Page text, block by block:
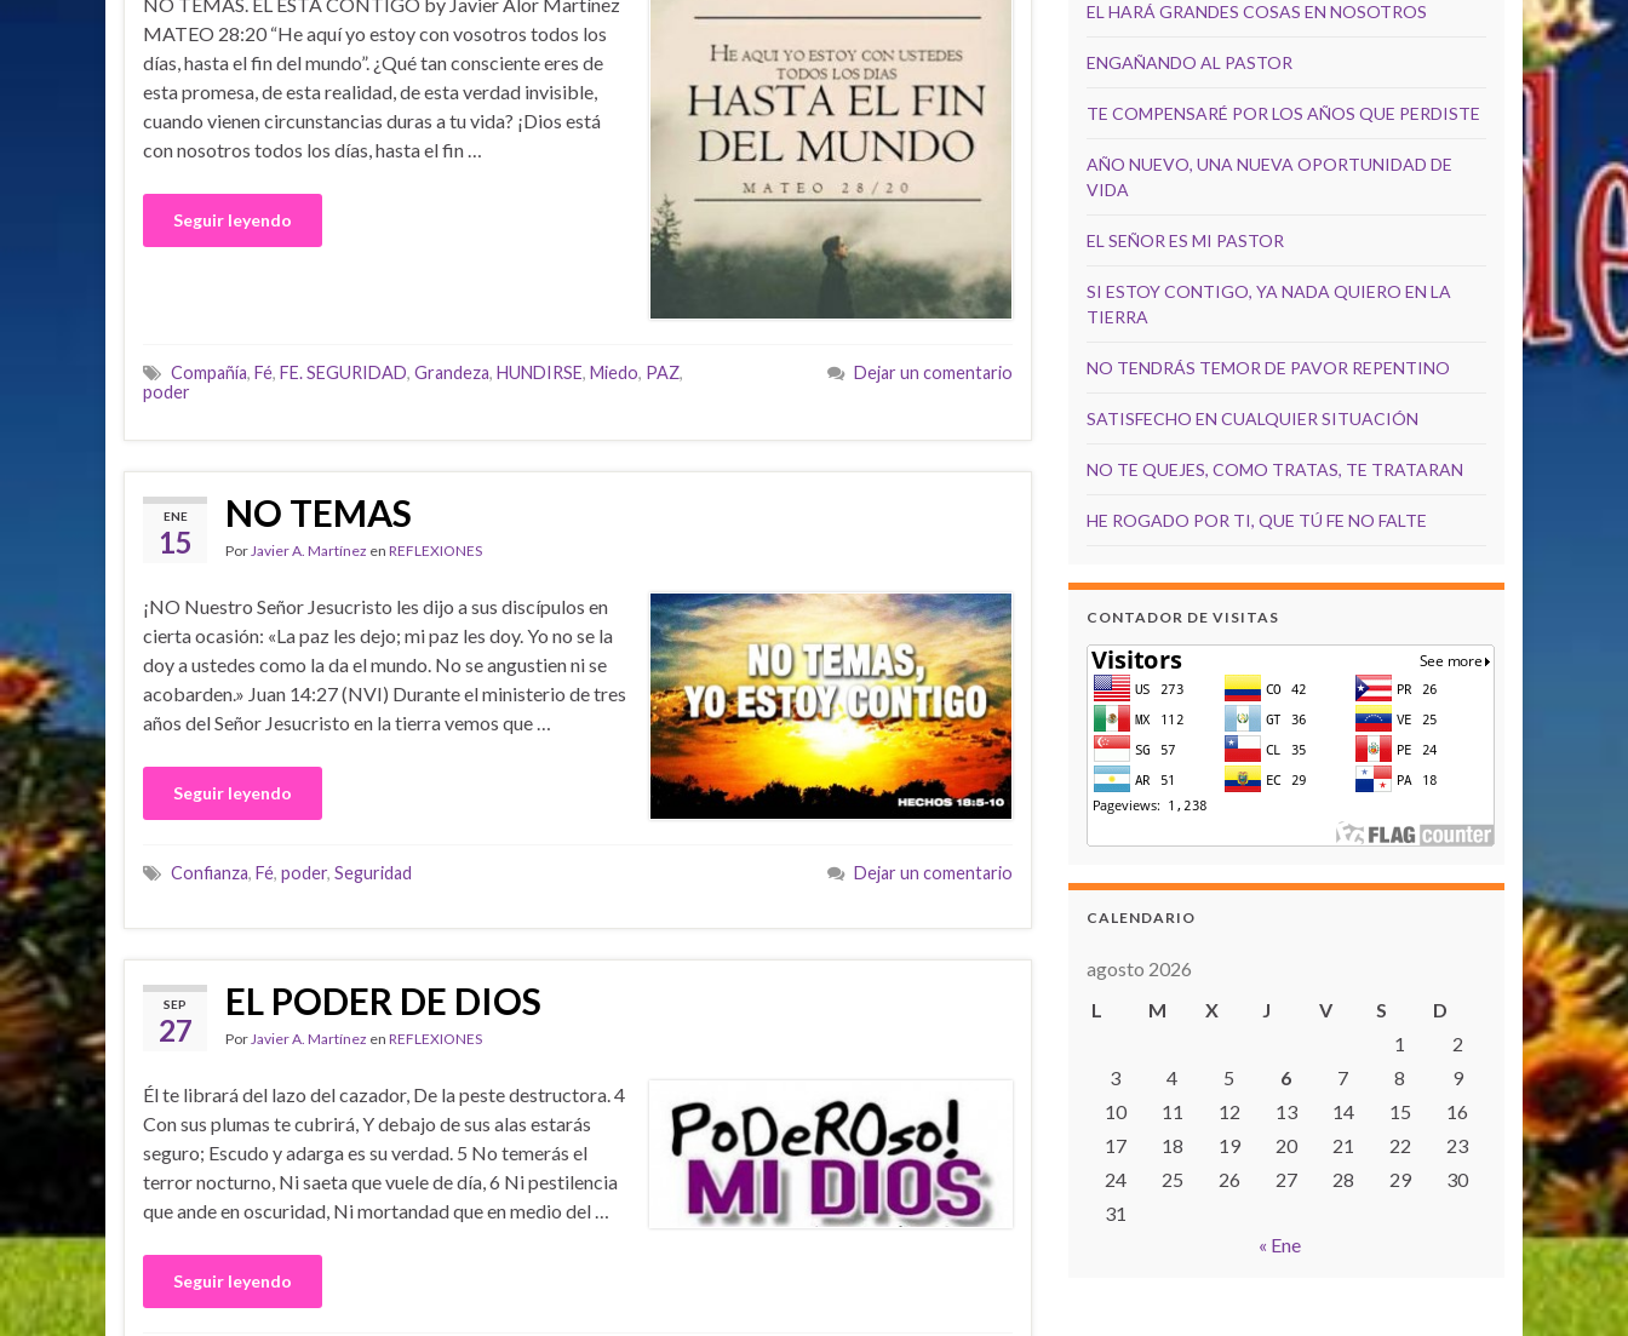
MATEO 28:20 “He aquí yo estoy con vosotros todos los
días, hasta el fin del mundo”. ¿Qué tan consciente eres de
esta promesa, de esta realidad, de esta verdad invisible,
cuando vienen circunstancias duras a tu vida? ¡Dios está
con nosotros todos los días, hasta el fin …
Seguir leyendo
Compañía, Fé, FE. SEGURIDAD, Grandeza, HUNDIRSE, Miedo, PAZ,
poder
Dejar un comentario
ENE
15
NO TEMAS
PorJavier A. Martínez en REFLEXIONES
¡NO Nuestro Señor Jesucristo les dijo a sus discípulos en
cierta ocasión: «La paz les dejo; mi paz les doy. Yo no se la
doy a ustedes como la da el mundo. No se angustien ni se
acobarden.» Juan 14:27 (NVI) Durante el ministerio de tres
años del Señor Jesucristo en la tierra vemos que …
Seguir leyendo
Confianza, Fé, poder, Seguridad Dejar un comentario
SEP
27
EL PODER DE DIOS
Por Javier A. Martínez en REFLEXIONES
Él te librará del lazo del cazador, De la peste destructora. 4
Con sus plumas te cubrirá, Y debajo de sus alas estarás
seguro; Escudo y adarga es su verdad. 5 No temerás el
terror nocturno, Ni saeta que vuele de día, 6 Ni pestilencia
que ande en oscuridad, Ni mortandad que en medio del …
Seguir leyendo
EL HARÁ GRANDES COSAS EN NOSOTROS
ENGAÑANDO AL PASTOR
TE COMPENSARÉ POR LOS AÑOS QUE PERDISTE
AÑO NUEVO, UNA NUEVA OPORTUNIDAD DE
VIDA
EL SEÑOR ES MI PASTOR
SI ESTOY CONTIGO, YA NADA QUIERO EN LA
TIERRA
NO TENDRÁS TEMOR DE PAVOR REPENTINO
SATISFECHO EN CUALQUIER SITUACIÓN
NO TE QUEJES, COMO TRATAS, TE TRATARAN
HE ROGADO POR TI, QUE TÚ FE NO FALTE
CONTADOR DE VISITAS
CALENDARIO
agosto 2026
L
M X J V S
D
1
2
3
4 5 6 7 8
9
10
11 12 13 14 15
16
17
18 19 20 21 22
23
24
25 26 27 28 29
30
31
« Ene